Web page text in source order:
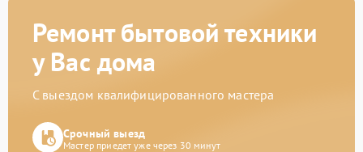
Ремонт бытовой техники
у Вас дома
С выездом квалифицированного мастера
Срочный выезд
Мастер приедет уже через 30 минут